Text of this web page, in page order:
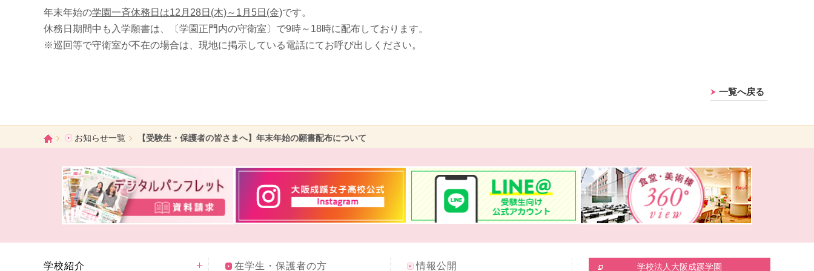
年末年始の学園一斉休務日は12月28日(木)～1月5日(金)です。
休務日期間中も入学願書は、〔学園正門内の守衛室〕で9時～18時に配布しております。
※巡回等で守衛室が不在の場合は、現地に掲示している電話にてお呼び出しください。
一覧へ戻る
ホームお知らせ一覧 【受験生・保護者の皆さまへ】年末年始の願書配布について
学校紹介 在学生・保護者の方 情報公開 学校法人大阪成蹊学園